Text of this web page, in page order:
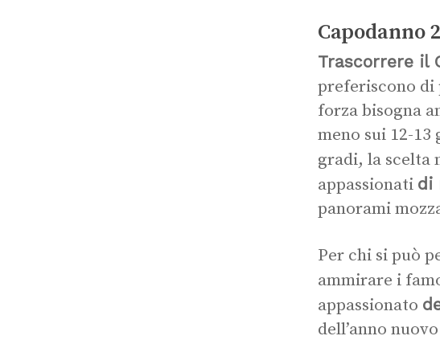
Capodanno
Trascorrere il
preferiscono di
forza bisogna
meno sui 12-
gradi, la scelta
appassionati di
panorami
Per chi si può
ammirare i
appassionato
dell’anno